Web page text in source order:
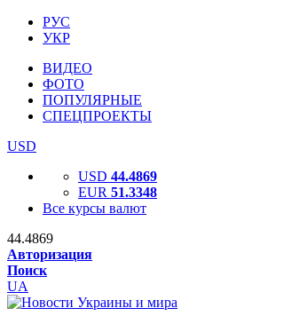
РУС
УКР
ВИДЕО
ФОТО
ПОПУЛЯРНЫЕ
СПЕЦПРОЕКТЫ
USD
USD 44.4869
EUR 51.3348
Все курсы валют
44.4869
Авторизация
Поиск
UA